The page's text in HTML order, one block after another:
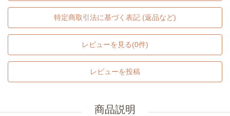
特定商取引法に基づく表記 (返品など)
レビューを見る(0件)
レビューを投稿
商品説明